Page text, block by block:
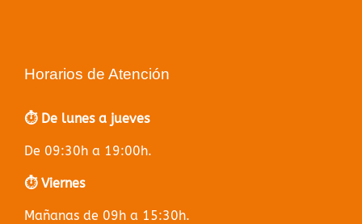
Horarios de Atención
⏱️ De lunes a jueves
De 09:30h a 19:00h.
⏱️ Viernes
Mañanas de 09h a 15:30h.